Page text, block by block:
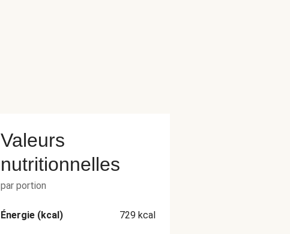
Valeurs
nutritionnelles
par portion
Énergie (kcal) 729 kcal